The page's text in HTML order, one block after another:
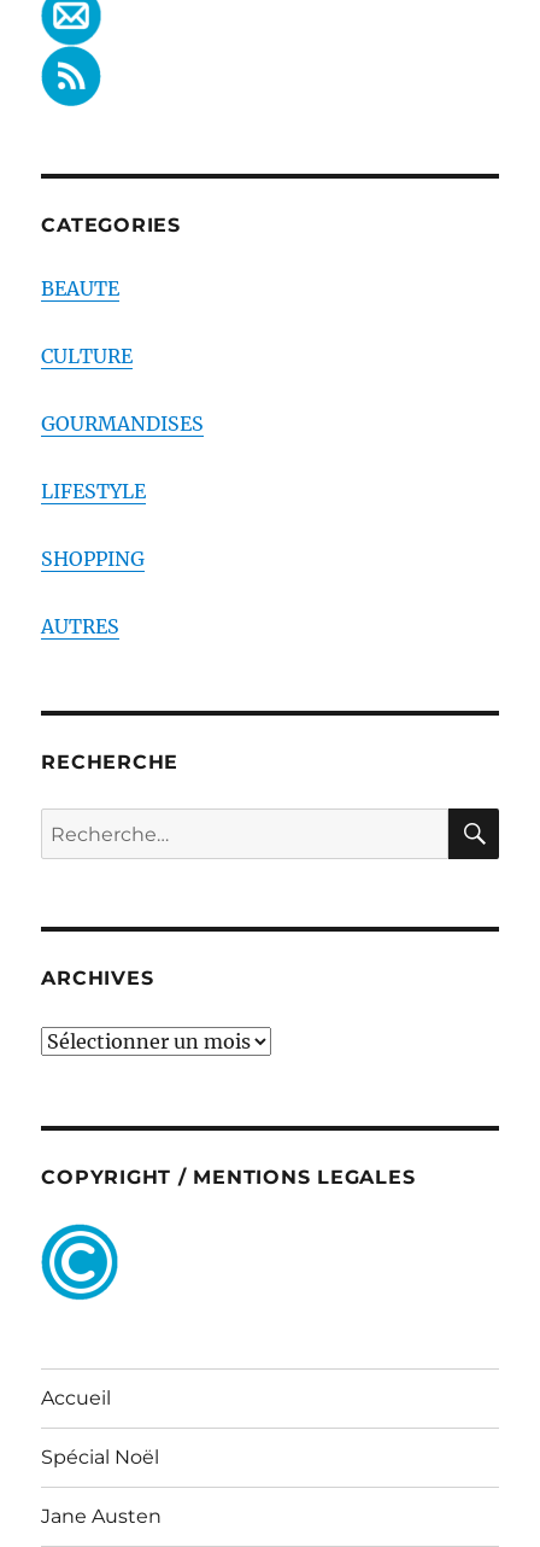
CATEGORIES
BEAUTE
CULTURE
GOURMANDISES
LIFESTYLE
SHOPPING
AUTRES
RECHERCHE
Recherche
pour :
ARCHIVES
ARCHIVES
COPYRIGHT / MENTIONS LEGALES
Accueil
Spécial Noël
Jane Austen